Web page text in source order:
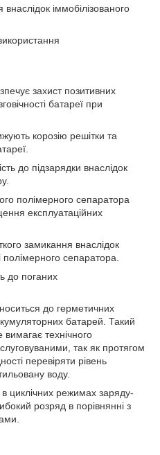
іммобілізованого
захист позитивних
батареї при
корозію решітки та
до підзарядки внаслідок
полімерного сепаратора
експлуатаційних
замикання внаслідок
полімерного сепаратора.
до поганих
до герметичних
батарей. Такий
технічного
так як протягом
перевіряти рівень
воду.
циклічних режимах заряду-
розряд в порівнянні з